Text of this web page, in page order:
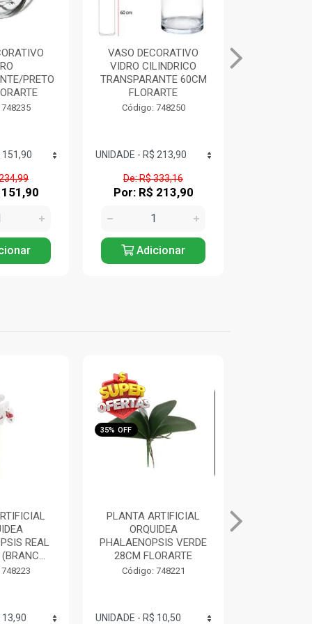
60CM
VASO DECORATIVO
VIDRO BRANCO 24,5CM
FLORARTE
Código: 748260
De: R$ 244,77
Por: R$ 156,90
Adicionar
VERDE
35% OFF
PLANTA ARTIFICIAL
LIRIO BRANCO 55CM
FLORARTE
Código: 748231